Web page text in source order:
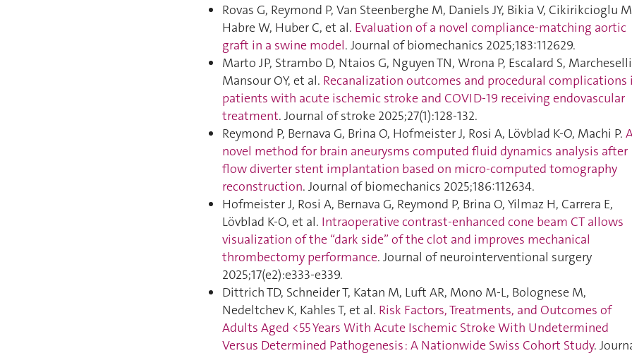
Rovas G, Reymond P, Van Steenberghe M, Daniels JY, Bikia V, Cikirikcioglu
Habre W, Huber C, et al. Evaluation of a novel compliance-matching aortic
graft in a swine model. Journal of biomechanics 2025;183:112629.
Marto JP, Strambo D, Ntaios G, Nguyen TN, Wrona P, Escalard S,
Mansour OY, et al. Recanalization outcomes and procedural complications
patients with acute ischemic stroke and COVID-19 receiving endovascular
treatment. Journal of stroke 2025;27(1):128‑132.
Reymond P, Bernava G, Brina O, Hofmeister J, Rosi A, Lövblad K-O, Machi P.
novel method for brain aneurysms computed fluid dynamics analysis after
flow diverter stent implantation based on micro-computed tomography
reconstruction. Journal of biomechanics 2025;186:112634.
Hofmeister J, Rosi A, Bernava G, Reymond P, Brina O, Yilmaz H, Carrera E,
Lövblad K-O, et al. Intraoperative contrast-enhanced cone beam CT allows
visualization of the “dark side” of the clot and improves mechanical
thrombectomy performance. Journal of neurointerventional surgery
2025;17(e2):e333‑e339.
Dittrich TD, Schneider T, Katan M, Luft AR, Mono M-L, Bolognese M,
Nedeltchev K, Kahles T, et al. Risk Factors, Treatments, and Outcomes of
Adults Aged <55 Years With Acute Ischemic Stroke With Undetermined
Versus Determined Pathogenesis : A Nationwide Swiss Cohort Study.